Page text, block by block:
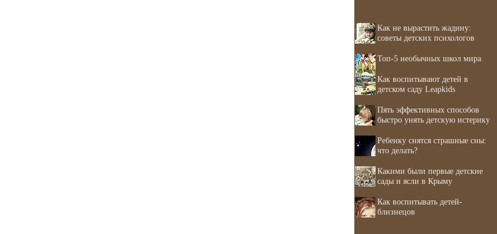
Как не вырастить жадину:
советы детских психологов
Топ-5 необычных школ мира
Как воспитывают детей в
детском саду Leapkids
Пять эффективных способов
быстро унять детскую истерику
Ребенку снятся страшные сны:
что делать?
Какими были первые детские
сады и ясли в Крыму
Как воспитывать детей-
близнецов